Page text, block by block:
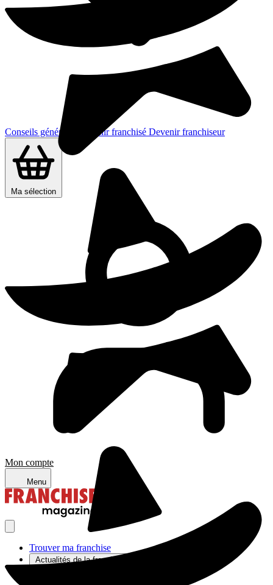
Conseils généraux Devenir franchisé Devenir franchiseur
Ma sélection
Mon compte
Menu
Trouver ma franchise
Actualités de la franchise